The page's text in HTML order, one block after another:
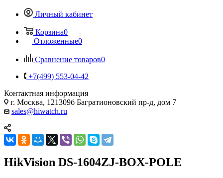
Личный кабинет
Корзина0
Отложенные0
Сравнение товаров0
+7(499) 553-04-42
Контактная информация
г. Москва, 121309б Багратионовский пр-д, дом 7
sales@hiwatch.ru
HikVision DS-1604ZJ-BOX-POLE